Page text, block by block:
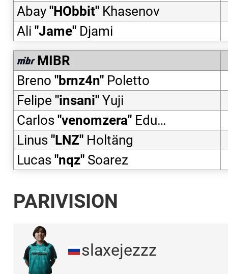
Abay "HObbit" Khasenov
Ali "Jame" Djami
MIBR
Breno "brnz4n" Poletto
Felipe "insani" Yuji
Carlos "venomzera" Eduardo
Linus "LNZ" Holtäng
Lucas "nqz" Soarez
PARIVISION
slaxejezzz